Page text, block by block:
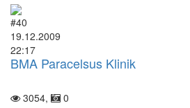
#40
19.12.2009
22:17
BMA Paracelsus Klinik
3054, 0